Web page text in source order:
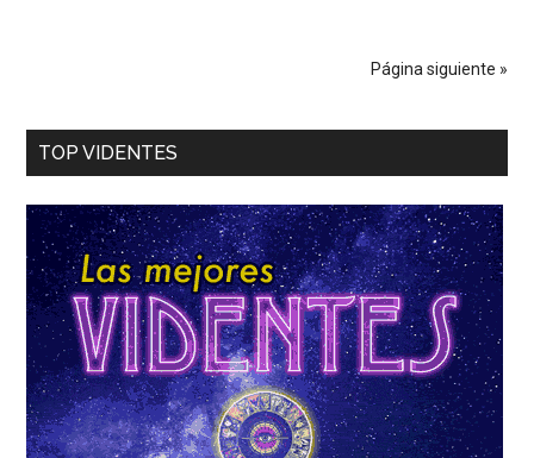
Página siguiente »
TOP VIDENTES